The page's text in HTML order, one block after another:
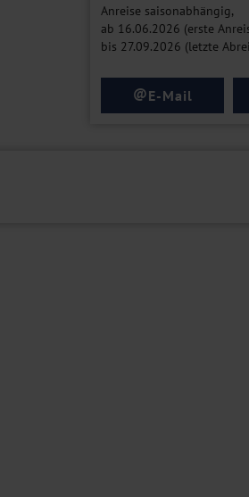
Anreise saisonabhängig,
ab 16.06.2026 (erste
bis 27.09.2026 (letzte
@E-Mail